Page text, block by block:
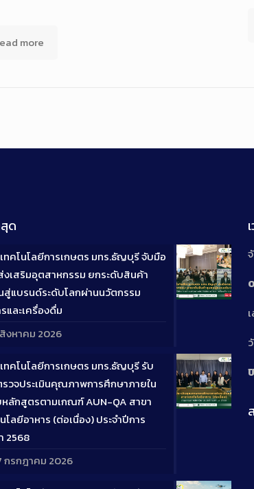
more
ด
Long
ทคโนโลยีการเกษตร มทร.ธัญบุรี จับมือ
เสริมอุตสาหกรรม ยกระดับสินค้า
สู่แบรนด์ระดับโลกผ่านนวัตกรรม
และเครื่องดื่ม
งหาคม 2026
Long
ทคโนโลยีการเกษตร มทร.ธัญบุรี รับ
วจประเมินคุณภาพการศึกษาภายใน
หลักสูตรตามเกณฑ์ AUN-QA สาขา
โลยีอาหาร (ต่อเนื่อง) ประจำปีการ
2568
กรกฎาคม 2026